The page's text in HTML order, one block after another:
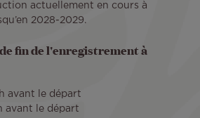
actuellement en cours à
2028-2029.
fin de l'enregistrement à
avant le départ
avant le départ